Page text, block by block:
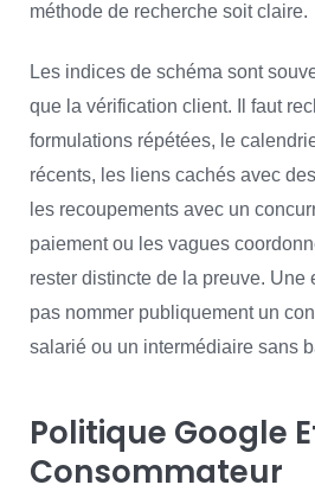
méthode de recherche soit claire.
Les indices de schéma sont
que la vérification client. Il faut
formulations répétées, le
récents, les liens cachés avec
les recoupements avec un
paiement ou les vagues
rester distincte de la preuve. Une
pas nommer publiquement un
salarié ou un intermédiaire sans
Politique Google
Consommateur